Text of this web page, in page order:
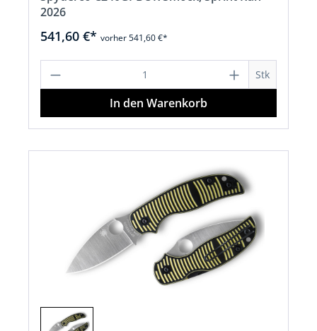
2026
541,60 €* vorher 541,60 €*
Produkt Anzahl: Gib den Stk
In den Warenkorb